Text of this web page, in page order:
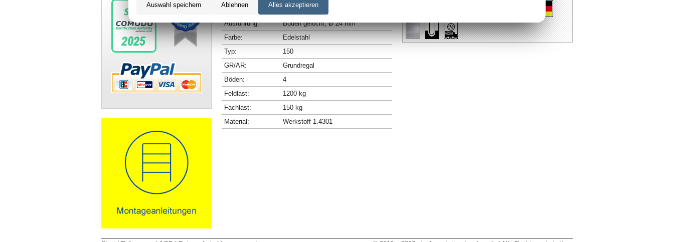
Länge:
925 mm
Ausführung:
Böden gelocht, Ø 24 mm
Farbe:
Edelstahl
Typ:
150
GR/AR:
Grundregal
Böden:
4
Feldlast:
1200 kg
Fachlast:
150 kg
Material:
Werkstoff 1.4301
Auswahl speichern Ablehnen Alles akzeptieren